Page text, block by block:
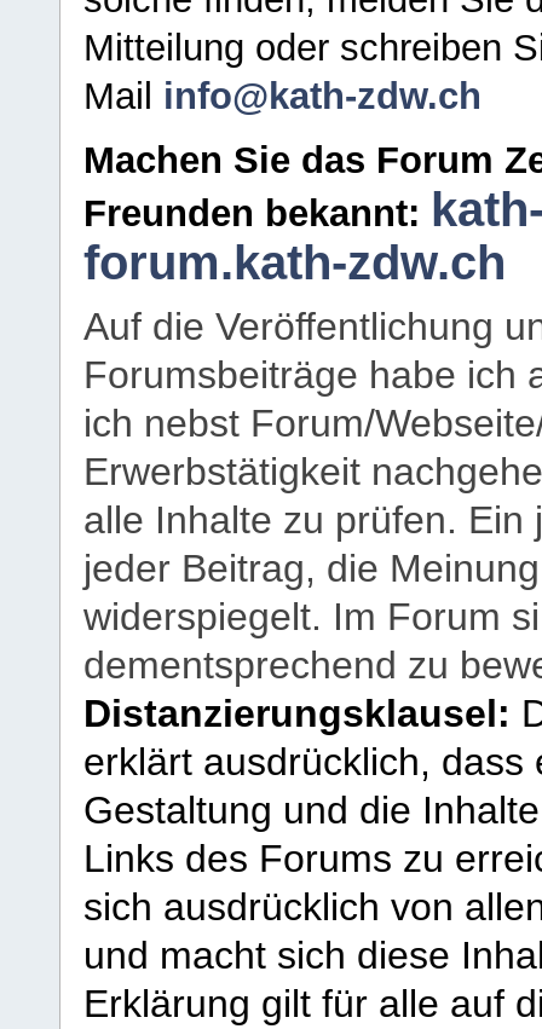
Mitteilung oder schreiben
Mail info@kath-zdw.ch
Machen Sie das Forum
Freunden bekannt:
forum.kath-zdw.ch
Auf die Veröffentlichung
Forumsbeiträge habe ich
ich nebst Forum/
Erwerbstätigkeit
alle Inhalte zu prüfen.
jeder Beitrag, die
widerspiegelt. Im Forum
dementsprechend zu
Distanzierungsklausel:
erklärt ausdrücklich,
Gestaltung und die
Links des Forums zu
sich ausdrücklich von
und macht sich diese
Erklärung gilt für alle auf